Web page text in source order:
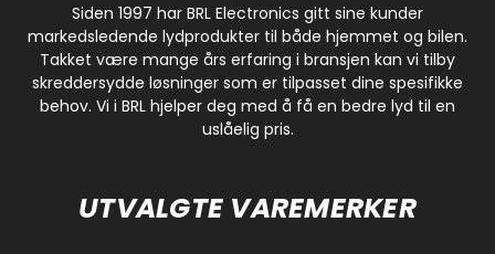
Siden 1997 har BRL Electronics gitt sine kunder
markedsledende lydprodukter til både hjemmet og bilen.
Takket være mange års erfaring i bransjen kan vi tilby
skreddersydde løsninger som er tilpasset dine spesifikke
behov. Vi i BRL hjelper deg med å få en bedre lyd til en
uslåelig pris.
UTVALGTE VAREMERKER